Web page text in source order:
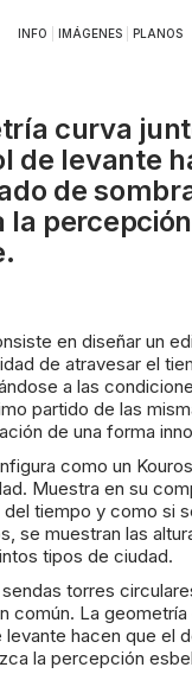
INFO IMÁGENES| PLANOS
curva
de levante
de
la
en diseñar un
de atravesar el
a las
partido de las
de una forma
como un
Muestra en su
tiempo y como si
se muestran las
tipos de ciudad.
torres
común. La
levante hacen que el
la percepción